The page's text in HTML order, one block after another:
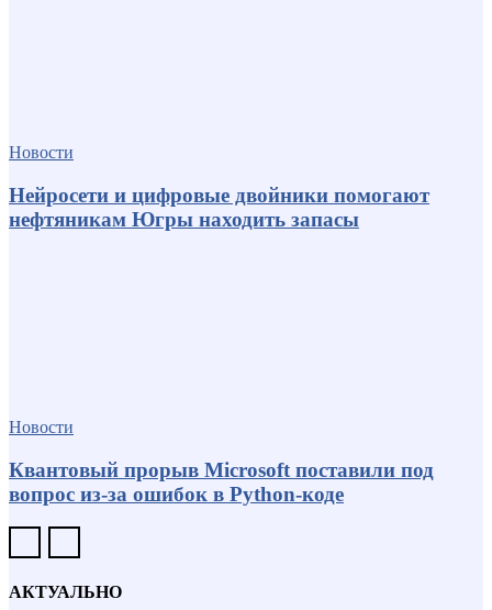
Новости
Нейросети и цифровые двойники помогают
нефтяникам Югры находить запасы
Новости
Квантовый прорыв Microsoft поставили под
вопрос из-за ошибок в Python-коде
АКТУАЛЬНО